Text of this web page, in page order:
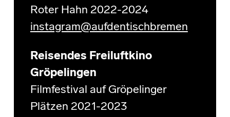
Roter Hahn 2022-2024
instagram@aufdentischbremen
Reisendes Freiluftkino
Gröpelingen
Filmfestival auf Gröpelinger
Plätzen 2021-2023